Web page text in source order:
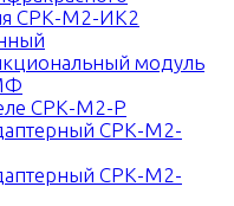
СРК-М2-ИК2
модуль
СРК-М2-Р
СРК-М2-
СРК-М2-